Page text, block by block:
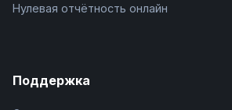
Нулевая отчётность онлайн
Поддержка